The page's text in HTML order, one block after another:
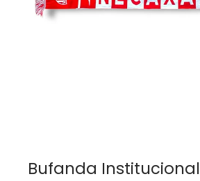
Bufanda Institucional